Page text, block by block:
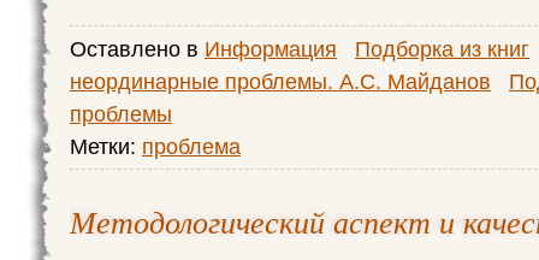
Оставлено в Информация
Подборка из книг
неординарные проблемы. А.С. Майданов
проблемы
Метки: проблема
Методологический аспект и